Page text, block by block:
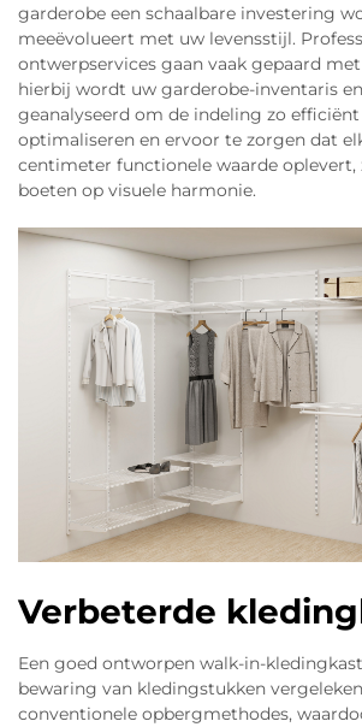
garderobe een schaalbare investering
meeëvolueert met uw levensstijl.
ontwerpservices gaan vaak gepaard
hierbij wordt uw garderobe-inventaris
geanalyseerd om de indeling zo
optimaliseren en ervoor te zorgen dat
centimeter functionele waarde oplevert,
boeten op visuele harmonie.
Verbeterde
Een goed ontworpen walk-in-
bewaring van kledingstukken
conventionele opbergmethodes,